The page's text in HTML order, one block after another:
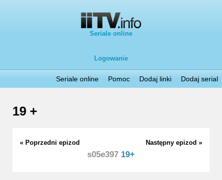
Seriale online
Logowanie
Seriale online Pomoc Dodaj linki Dodaj serial
19 +
« Poprzedni epizod Następny epizod »
s05e397 19+